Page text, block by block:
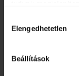
biztosításához arra
számunkra
soha semmilyen
és később
kiválasztása
Elengedhetetlen
Beállítások
ismerünk, mégis
azokkal a
a felnőtt élet